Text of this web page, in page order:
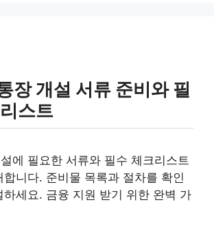
장 개설 서류 준비와 필
스트
에 필요한 서류와 필수 체크리스트
합니다. 준비물 목록과 절차를 확인
하세요. 금융 지원 받기 위한 완벽 가